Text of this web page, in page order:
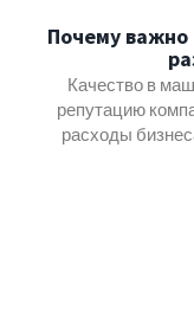
Почему важно
Качество в
репутацию
расходы
В статье
влияет
обнаружить
современные
Приведём советы